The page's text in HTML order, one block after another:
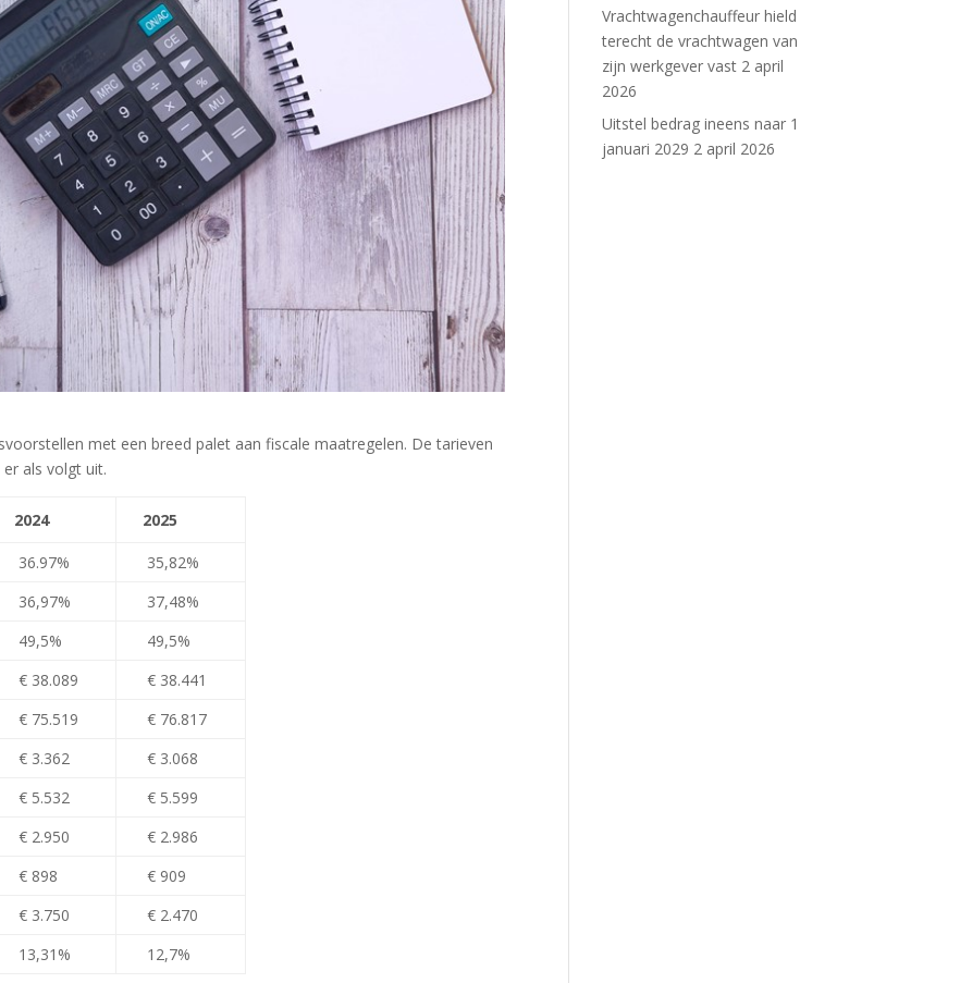
met een breed palet aan fiscale maatregelen. De tarieven
als volgt uit.
2024 2025
36.97%
35,82%
36,97%
37,48%
49,5%
49,5%
€ 38.089
€ 38.441
€ 75.519
€ 76.817
€ 3.362
€ 3.068
€ 5.532
€ 5.599
€ 2.950
€ 2.986
€ 898
€ 909
€ 3.750
€ 2.470
13,31% 12,7%
Vrachtwagenchauffeur hield
terecht de vrachtwagen van
zijn werkgever vast 2 april
2026
Uitstel bedrag ineens naar 1
januari 2029 2 april 2026